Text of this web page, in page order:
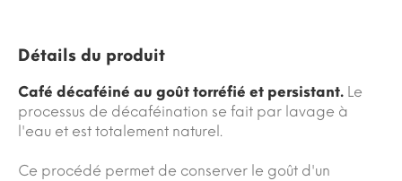
Détails du produit
Café décaféiné au goût torréfié et persistant. Le
processus de décaféination se fait par lavage à
l'eau et est totalement naturel.
Ce procédé permet de conserver le goût d'un